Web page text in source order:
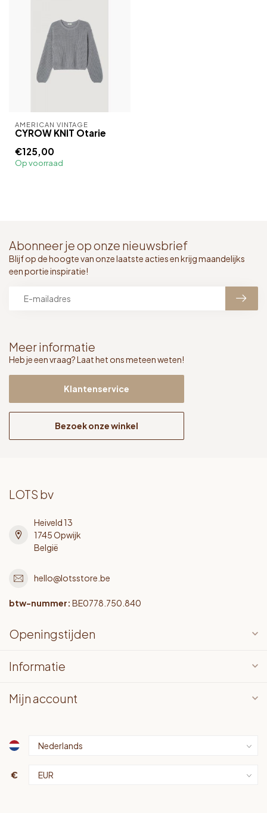
AMERICAN VINTAGE
CYROW KNIT Otarie
€125,00
Op voorraad
Meer informatie
Heb je een vraag? Laat het ons meteen weten!
Klantenservice
Bezoek onze winkel
Abonneer je op onze nieuwsbrief
Blijf op de hoogte van onze laatste acties en krijg maandelijks
een portie inspiratie!
LOTS bv
Heiveld 13
1745 Opwijk
België
hello@lotsstore.be
btw-nummer: BE0778.750.840
Openingstijden
Informatie
Mijn account
€